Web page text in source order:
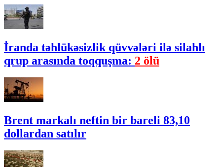
İranda təhlükəsizlik qüvvələri ilə silahlı
qrup arasında toqquşma: 2 ölü
Brent markalı neftin bir bareli 83,10
dollardan satılır